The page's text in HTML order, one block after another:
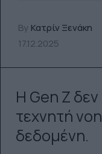
By Κατρίν Ξενάκη
17.12.2025
Η Gen Z
τεχνητή
δεδομένη.